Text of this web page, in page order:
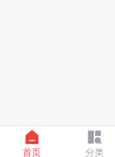
首页 分类